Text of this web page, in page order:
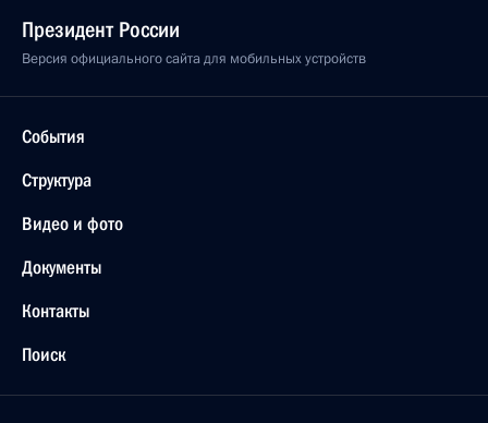
Заседание Комиссии по вопросам развития
авиации общего назначения и навигационно-
информационных технологий на основе системы
ГЛОНАСС
Москва
О приёме документов на соискание